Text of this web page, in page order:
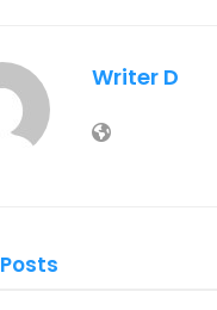
Writer D
Posts